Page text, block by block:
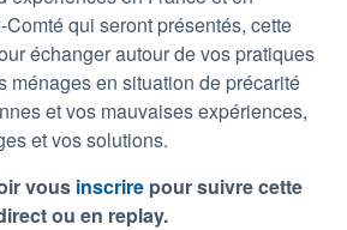
qui seront présentés, cette
échanger autour de vos pratiques
ménages en situation de précarité
et vos mauvaises expériences,
et vos solutions.
vousinscrirepour suivre cette
ou en replay.